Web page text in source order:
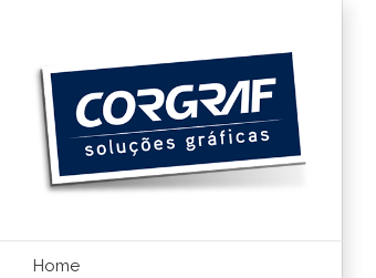
conteúdo
Home